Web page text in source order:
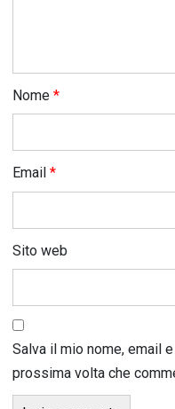
Nome *
Email *
Sito web
Salva il mio nome, email
prossima volta che